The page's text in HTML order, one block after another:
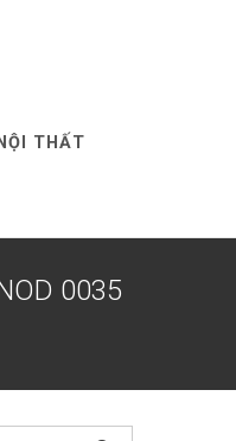
THẤT
0035